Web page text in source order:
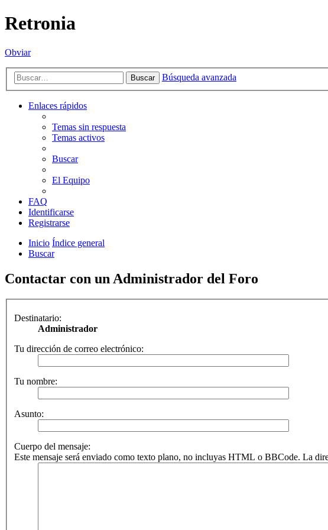
Retronia
Obviar
Buscar Búsqueda avanzada
Enlaces rápidos
Temas sin respuesta
Temas activos
Buscar
El Equipo
FAQ
Identificarse
Registrarse
Inicio Índice general
Buscar
Contactar con un Administrador del Foro
Destinatario:
Administrador
Tu dirección de correo electrónico:
Tu nombre:
Asunto:
Cuerpo del mensaje:
Este mensaje será enviado como texto plano, no incluyas HTML o BBCode. La